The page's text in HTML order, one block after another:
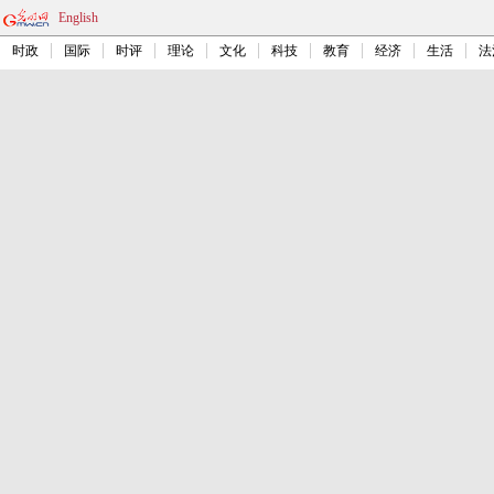
English
时政 国际 时评 理论 文化 科技 教育 经济 生活